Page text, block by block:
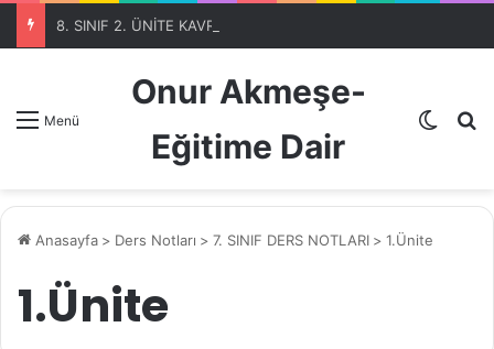
Menü
Onur Akmeşe-
Eğitime Dair
Dış
Anasayfa > Ders Notları > 7. SINIF DERS NOTLARI > 1.Ünite
1.Ünite